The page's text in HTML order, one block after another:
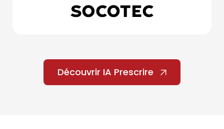
Découvrir IA Prescrire